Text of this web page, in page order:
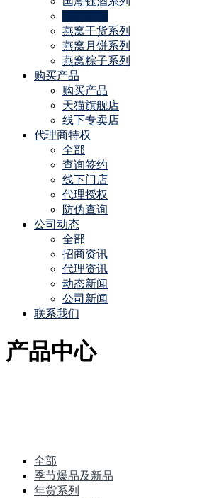
燕窝干货系列
燕窝月饼系列
燕窝粽子系列
购买产品
购买产品
天猫旗舰店
线下专卖店
代理商特权
全部
查询签约
线下门店
代理授权
防伪查询
公司动态
全部
招商资讯
代理资讯
动态新闻
公司新闻
联系我们
产品中心
全部
季节爆品及新品
年货系列